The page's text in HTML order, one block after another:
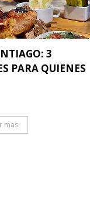
3
PARA QUIENES
mas